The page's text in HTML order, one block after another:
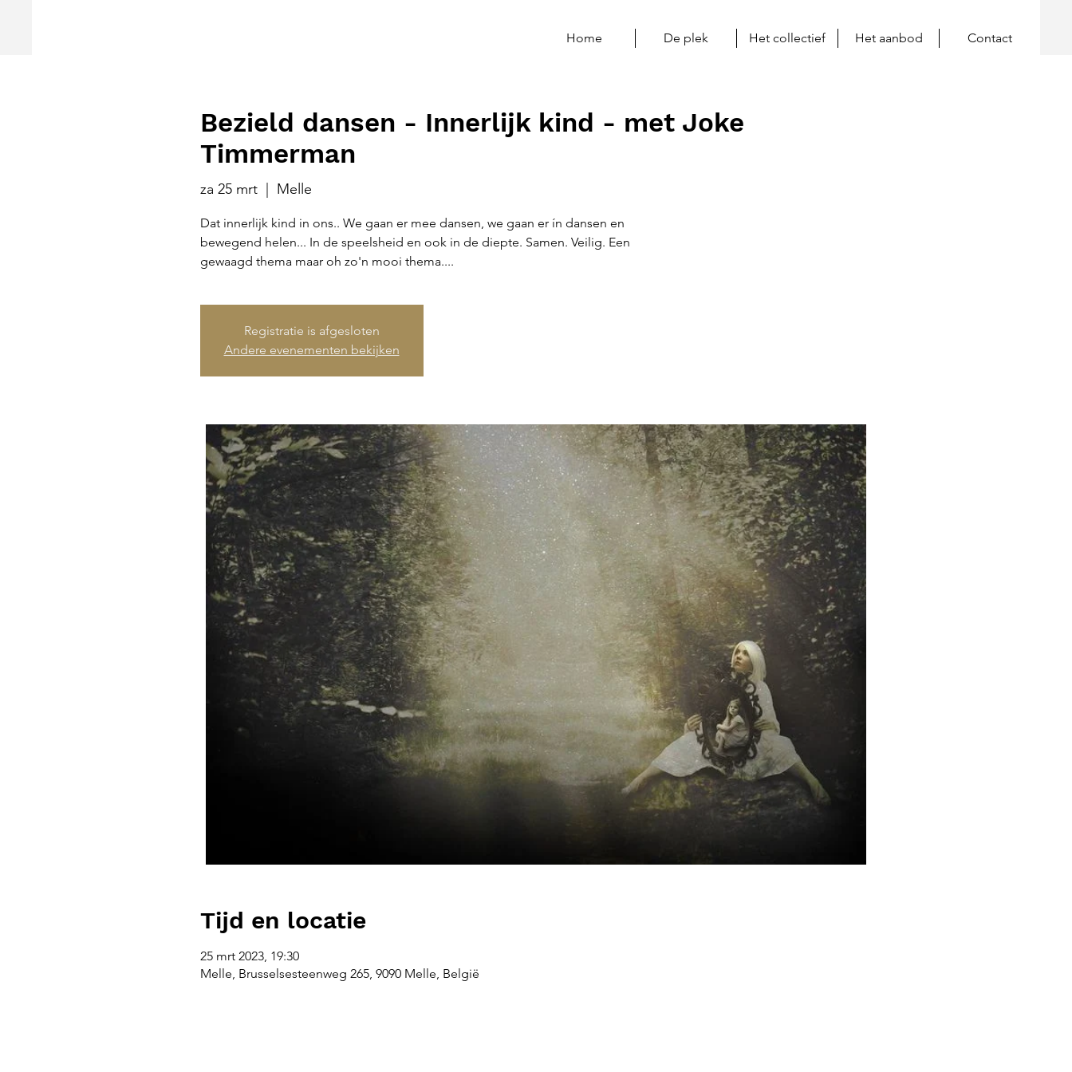
Home De plek Het collectief Het aanbod Contact
Bezield dansen - Innerlijk kind - met Joke
Timmerman
za 25 mrt
  |
Melle
Dat innerlijk kind in ons.. We gaan er mee dansen, we gaan er ín dansen en
bewegend helen... In de speelsheid en ook in de diepte. Samen. Veilig. Een
gewaagd thema maar oh zo'n mooi thema....
Registratie is afgesloten
Andere evenementen bekijken
Tijd en locatie
25 mrt 2023, 19:30
Melle, Brusselsesteenweg 265, 9090 Melle, België